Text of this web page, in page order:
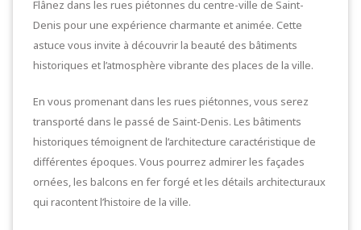
Flânez dans les rues piétonnes du centre-ville de Saint-
Denis pour une expérience charmante et animée. Cette
astuce vous invite à découvrir la beauté des bâtiments
historiques et l’atmosphère vibrante des places de la ville.
En vous promenant dans les rues piétonnes, vous serez
transporté dans le passé de Saint-Denis. Les bâtiments
historiques témoignent de l’architecture caractéristique de
différentes époques. Vous pourrez admirer les façades
ornées, les balcons en fer forgé et les détails architecturaux
qui racontent l’histoire de la ville.